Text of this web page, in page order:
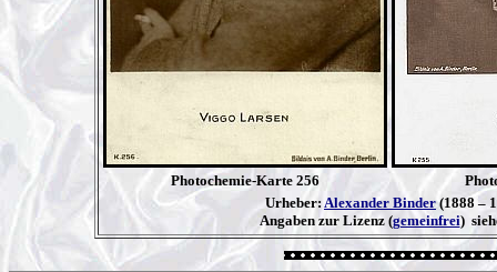
Photochemie-Karte 256
Urheber: Alexander Binder(1888 –
Angaben zur Lizenz (gemeinfrei)